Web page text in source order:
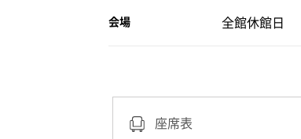
会場 全館休館日
座席表